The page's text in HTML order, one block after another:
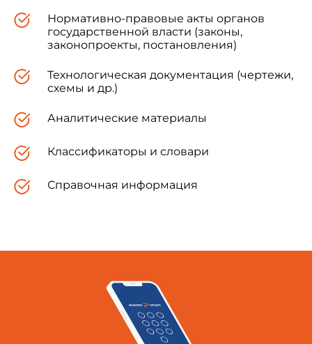
Нормативно-правовые акты органов
государственной власти (законы,
законопроекты, постановления)
Технологическая документация (чертежи,
схемы и др.)
Аналитические материалы
Классификаторы и словари
Справочная информация